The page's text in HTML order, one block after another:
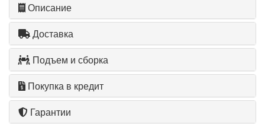
Описание
Доставка
Подъем и сборка
Покупка в кредит
Гарантии